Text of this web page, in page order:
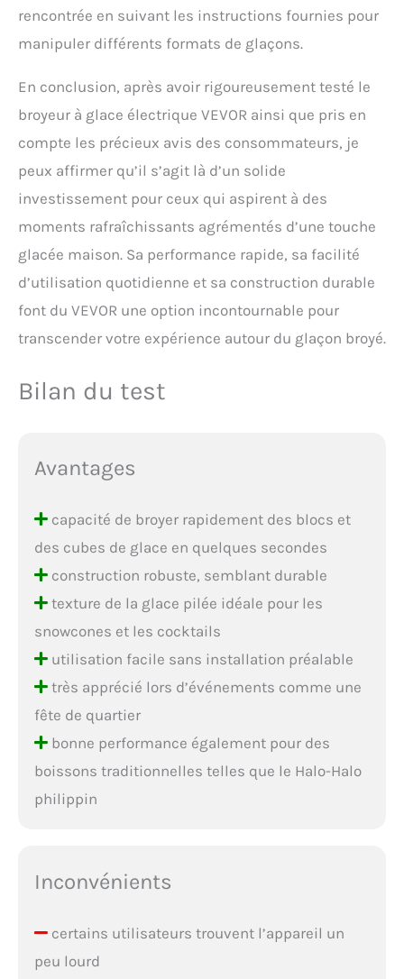
rencontrée en suivant les instructions fournies pour
manipuler différents formats de glaçons.
En conclusion, après avoir rigoureusement testé le
broyeur à glace électrique VEVOR ainsi que pris en
compte les précieux avis des consommateurs, je
peux affirmer qu’il s’agit là d’un solide
investissement pour ceux qui aspirent à des
moments rafraîchissants agrémentés d’une touche
glacée maison. Sa performance rapide, sa facilité
d’utilisation quotidienne et sa construction durable
font du VEVOR une option incontournable pour
transcender votre expérience autour du glaçon broyé.
Bilan du test
Avantages
capacité de broyer rapidement des blocs et
des cubes de glace en quelques secondes
construction robuste, semblant durable
texture de la glace pilée idéale pour les
snowcones et les cocktails
utilisation facile sans installation préalable
très apprécié lors d’événements comme une
fête de quartier
bonne performance également pour des
boissons traditionnelles telles que le Halo-Halo
philippin
Inconvénients
certains utilisateurs trouvent l’appareil un
peu lourd